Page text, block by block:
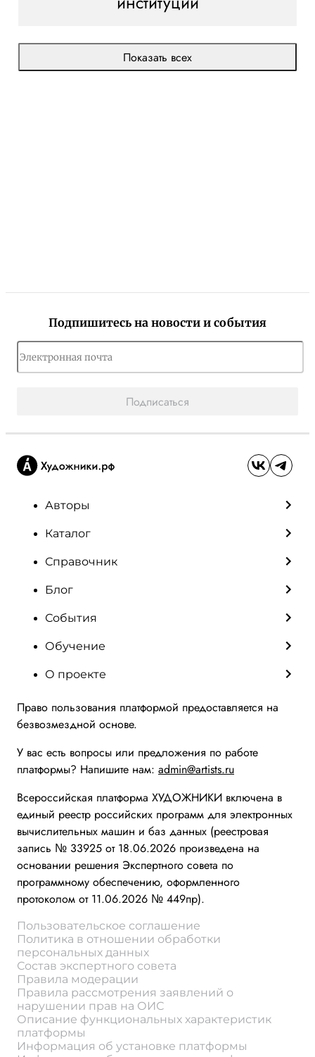
Показать всех
Подпишитесь на новости и события
Подписаться
Авторы
Каталог
Справочник
Блог
События
Обучение
О проекте
Право пользования платформой предоставляется на
безвозмездной основе.
У вас есть вопросы или предложения по работе
платформы? Напишите нам: admin@artists.ru
Всероссийская платформа ХУДОЖНИКИ включена в
единый реестр российских программ для электронных
вычислительных машин и баз данных (реестровая
запись № 33925 от 18.06.2026 произведена на
основании решения Экспертного совета по
программному обеспечению, оформленного
протоколом от 11.06.2026 № 449пр).
Пользовательское соглашение
Политика в отношении обработки
персональных данных
Состав экспертного совета
Правила модерации
Правила рассмотрения заявлений о
нарушении прав на ОИС
Описание функциональных характеристик
платформы
Информация об установке платформы